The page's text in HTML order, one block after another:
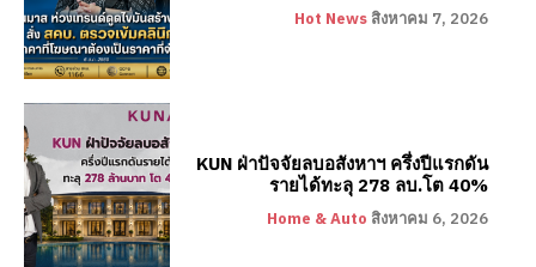
Hot News สิงหาคม 7, 2026
KUN ฝ่าปัจจัยลบอสังหาฯ ครึ่งปีแรกดัน
รายได้ทะลุ 278 ลบ.โต 40%
Home & Auto สิงหาคม 6, 2026